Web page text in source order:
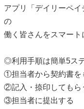
アプリ「デイリーペ
の
働く皆さんをスマート
◎利用手順は簡単5ス
①担当者から契約書を
②記入・捺印してもら
③担当者に提出する